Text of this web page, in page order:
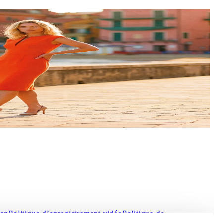
C'est le moment idéal pour vous faire plaisir et
Politique d’enregistrement vidéoPolitique de